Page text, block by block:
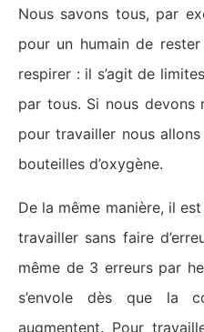
Nous savons tous, par
pour un humain de rester
respirer : il s’agit de
par tous. Si nous devons
pour travailler nous
bouteilles d’oxygène.
De la même manière, il
travailler sans faire
même de 3 erreurs par
s’envole dès que la
augmentent. Pour